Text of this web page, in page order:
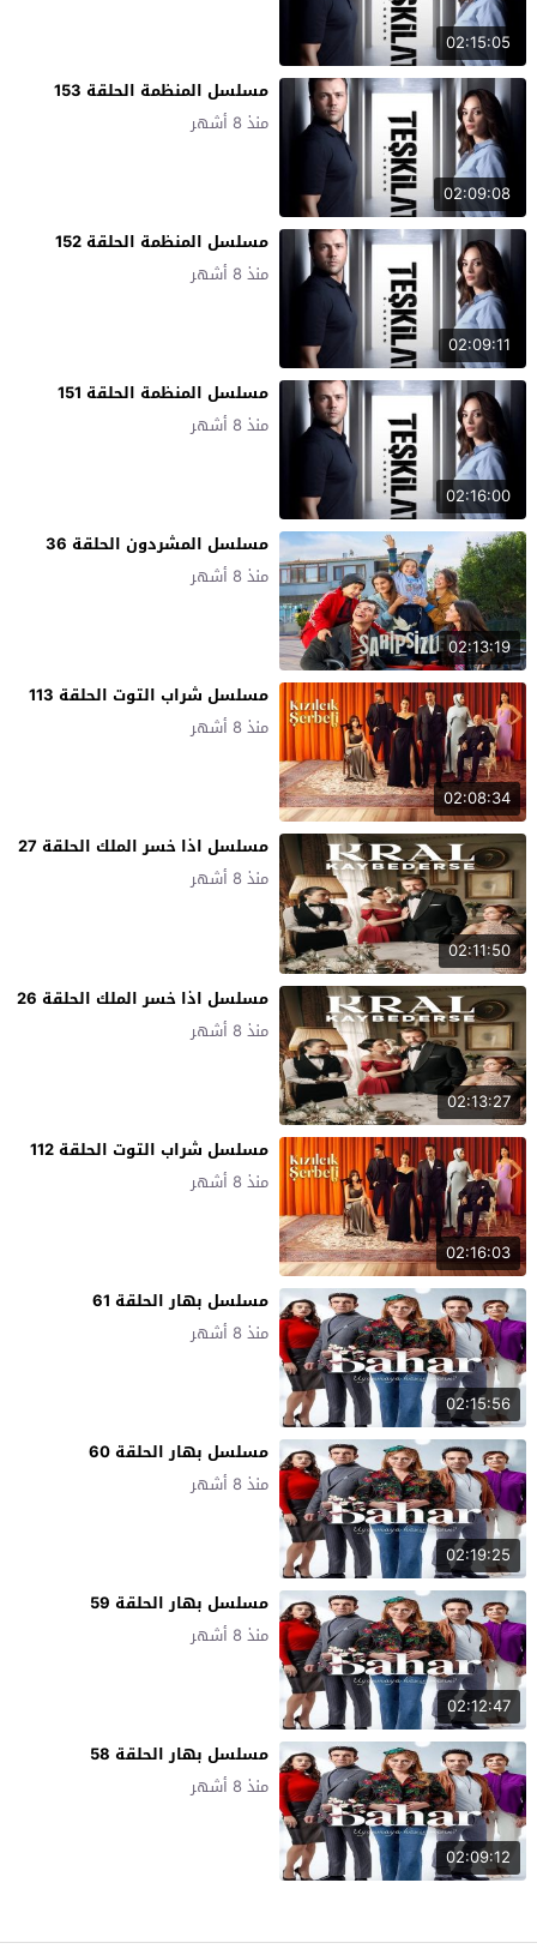
02:15:05
02:09:08
مسلسل المنظمة الحلقة 153
منذ 8 أشهر
02:09:11
مسلسل المنظمة الحلقة 152
منذ 8 أشهر
02:16:00
مسلسل المنظمة الحلقة 151
منذ 8 أشهر
02:13:19
مسلسل المشردون الحلقة 36
منذ 8 أشهر
02:08:34
مسلسل شراب التوت الحلقة 113
منذ 8 أشهر
02:11:50
مسلسل اذا خسر الملك الحلقة 27
منذ 8 أشهر
02:13:27
مسلسل اذا خسر الملك الحلقة 26
منذ 8 أشهر
02:16:03
مسلسل شراب التوت الحلقة 112
منذ 8 أشهر
02:15:56
مسلسل بهار الحلقة 61
منذ 8 أشهر
02:19:25
مسلسل بهار الحلقة 60
منذ 8 أشهر
02:12:47
مسلسل بهار الحلقة 59
منذ 8 أشهر
02:09:12
مسلسل بهار الحلقة 58
منذ 8 أشهر